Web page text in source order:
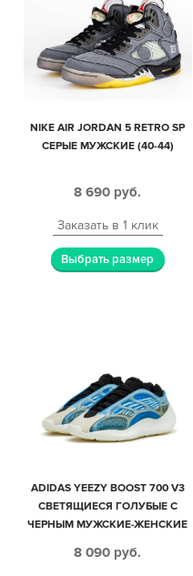
NIKE AIR JORDAN 5 RETRO SP
СЕРЫЕ МУЖСКИЕ (40-44)
8 690 руб.
Заказать в 1 клик
Выбрать размер
ADIDAS YEEZY BOOST 700 V3
СВЕТЯЩИЕСЯ ГОЛУБЫЕ С
ЧЕРНЫМ МУЖСКИЕ-ЖЕНСКИЕ
8 090 руб.